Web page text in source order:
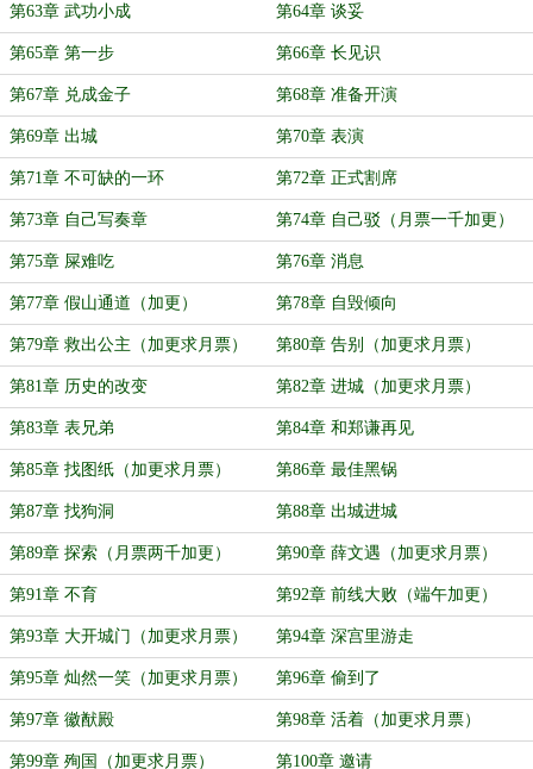
第63章 武功小成 第64章 谈妥
第65章 第一步 第66章 长见识
第67章 兑成金子 第68章 准备开演
第69章 出城 第70章 表演
第71章 不可缺的一环 第72章 正式割席
第73章 自己写奏章 第74章 自己驳（月票一千加更）
第75章 屎难吃 第76章 消息
第77章 假山通道（加更） 第78章 自毁倾向
第79章 救出公主（加更求月票） 第80章 告别（加更求月票）
第81章 历史的改变 第82章 进城（加更求月票）
第83章 表兄弟 第84章 和郑谦再见
第85章 找图纸（加更求月票） 第86章 最佳黑锅
第87章 找狗洞 第88章 出城进城
第89章 探索（月票两千加更） 第90章 薛文遇（加更求月票）
第91章 不育 第92章 前线大败（端午加更）
第93章 大开城门（加更求月票） 第94章 深宫里游走
第95章 灿然一笑（加更求月票） 第96章 偷到了
第97章 徽猷殿 第98章 活着（加更求月票）
第99章 殉国（加更求月票） 第100章 邀请